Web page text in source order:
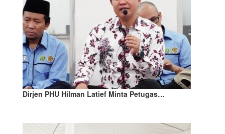
Dirjen PHU Hilman Latief Minta Petugas…